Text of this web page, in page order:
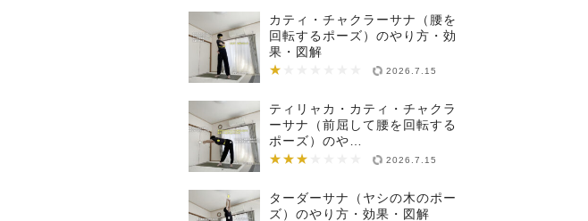
カティ・チャクラーサナ（腰を
回転するポーズ）のやり方・効
果・図解
★
★★★★★★★ 2026.7.15
ティリャカ・カティ・チャクラ
ーサナ（前屈して腰を回転する
ポーズ）のや…
★★★
★★★★★★★ 2026.7.15
ターダーサナ（ヤシの木のポー
ズ）のやり方・効果・図解